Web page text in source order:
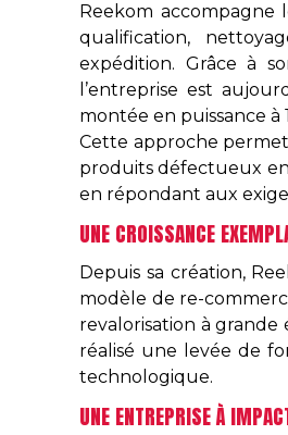
Reekom accompagne
qualification,
expédition. Grâce à
l’entreprise est
montée en puissance à
Cette approche
produits défectueux
en répondant aux
UNE CROISSANCE
Depuis sa création,
modèle de re-
revalorisation à
réalisé une levée de
technologique.
UNE ENTREPRISE À